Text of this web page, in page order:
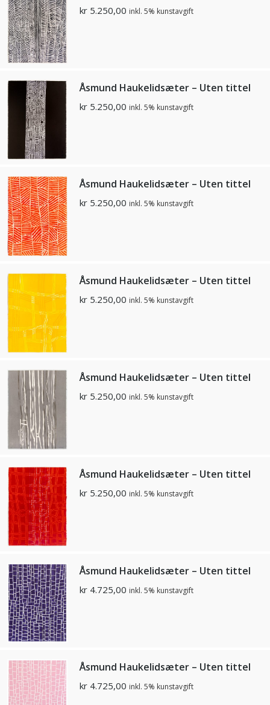
kr 5.250,00 inkl. 5% kunstavgift
Åsmund Haukelidsæter – Uten tittel
kr 5.250,00 inkl. 5% kunstavgift
Åsmund Haukelidsæter – Uten tittel
kr 5.250,00 inkl. 5% kunstavgift
Åsmund Haukelidsæter – Uten tittel
kr 5.250,00 inkl. 5% kunstavgift
Åsmund Haukelidsæter – Uten tittel
kr 5.250,00 inkl. 5% kunstavgift
Åsmund Haukelidsæter – Uten tittel
kr 5.250,00 inkl. 5% kunstavgift
Åsmund Haukelidsæter – Uten tittel
kr 4.725,00 inkl. 5% kunstavgift
Åsmund Haukelidsæter – Uten tittel
kr 4.725,00 inkl. 5% kunstavgift